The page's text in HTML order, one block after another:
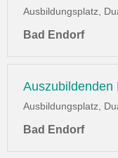
Ausbildungsplatz,
Bad Endorf
Auszubildenden
Ausbildungsplatz,
Bad Endorf